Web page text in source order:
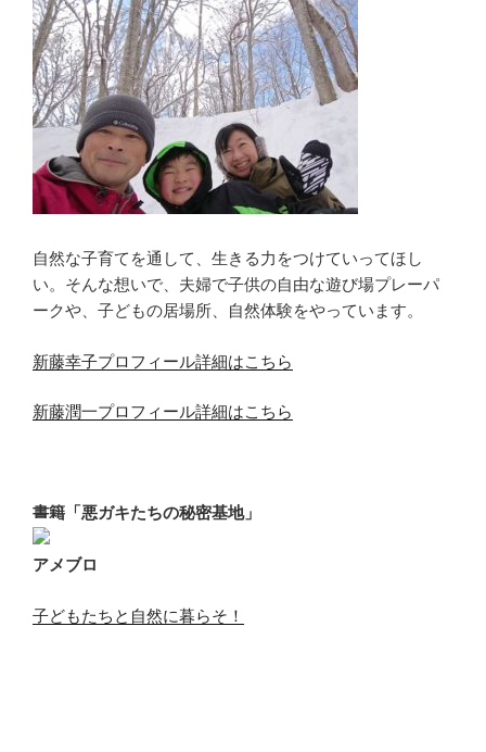
自然な子育てを通して、生きる力をつけていってほし
い。そんな想いで、夫婦で子供の自由な遊び場プレーパ
ークや、子どもの居場所、自然体験をやっています。
新藤幸子プロフィール詳細はこちら
新藤潤一プロフィール詳細はこちら
書籍「悪ガキたちの秘密基地」
アメブロ
子どもたちと自然に暮らそ！